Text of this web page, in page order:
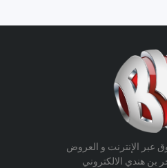
عبر الإنترنت و العروض
بن هندي الالكتروني